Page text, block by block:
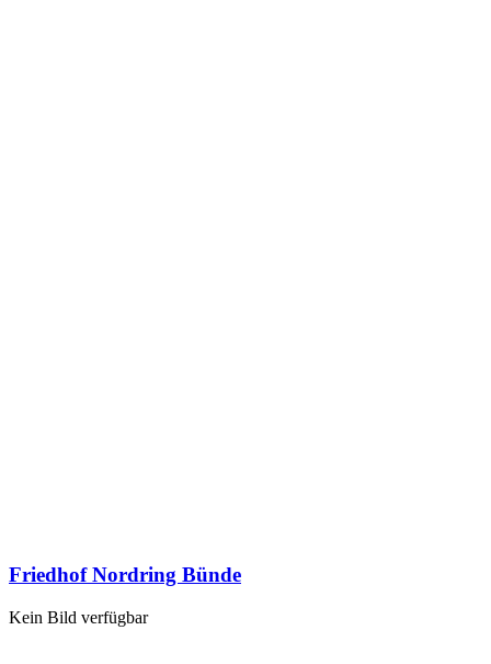
Friedhof Nordring Bünde
Kein Bild verfügbar